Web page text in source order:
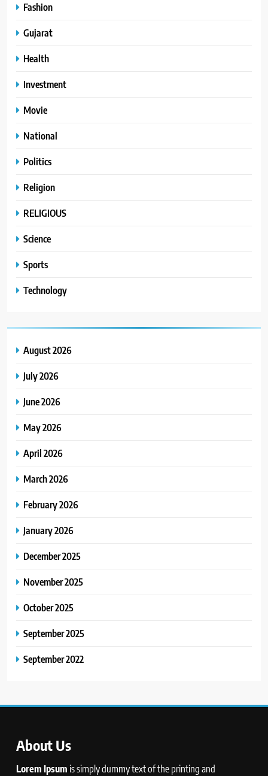
Fashion
Gujarat
Health
Investment
Movie
National
Politics
Religion
RELIGIOUS
Science
Sports
Technology
August 2026
July 2026
June 2026
May 2026
April 2026
March 2026
February 2026
January 2026
December 2025
November 2025
October 2025
September 2025
September 2022
About Us
Lorem Ipsum is simply dummy text of the printing and